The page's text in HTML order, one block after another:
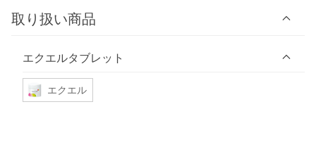
取り扱い商品
エクエルタブレット
エクエル